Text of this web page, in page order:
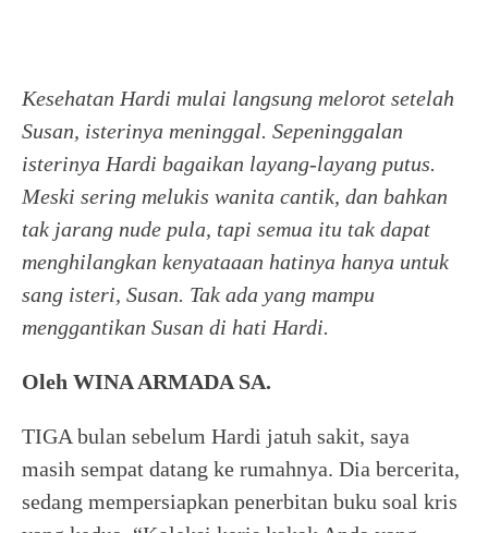
Kesehatan Hardi mulai langsung melorot setelah
Susan, isterinya meninggal. Sepeninggalan
isterinya Hardi bagaikan layang-layang putus.
Meski sering melukis wanita cantik, dan bahkan
tak jarang nude pula, tapi semua itu tak dapat
menghilangkan kenyataaan hatinya hanya untuk
sang isteri, Susan. Tak ada yang mampu
menggantikan Susan di hati Hardi.
Oleh WINA ARMADA SA.
TIGA bulan sebelum Hardi jatuh sakit, saya
masih sempat datang ke rumahnya. Dia bercerita,
sedang mempersiapkan penerbitan buku soal kris